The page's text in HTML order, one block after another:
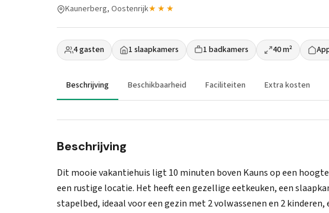
Kaunerberg, Oostenrijk★★★
4 gasten 1 slaapkamers 1 badkamers 40 m²
Beschrijving Beschikbaarheid Faciliteiten Extra kosten
Beschrijving
Dit mooie vakantiehuis ligt 10 minuten boven Kauns op een hoogte
een rustige locatie. Het heeft een gezellige eetkeuken, een
stapelbed, ideaal voor een gezin met 2 volwassenen en 2 kinderen,